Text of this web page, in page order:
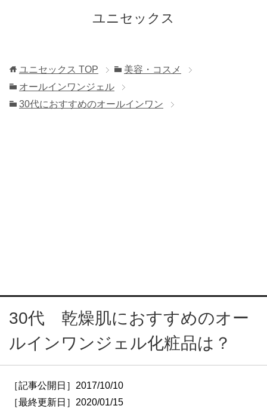
ユニセックス
ユニセックス TOP
美容・コスメ
オールインワンジェル
30代におすすめのオールインワン
30代 乾燥肌におすすめのオー
ルインワンジェル化粧品は？
［記事公開日］2017/10/10
［最終更新日］2020/01/15